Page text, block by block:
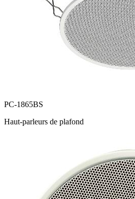
PC-1865BS
Haut-parleurs de plafond